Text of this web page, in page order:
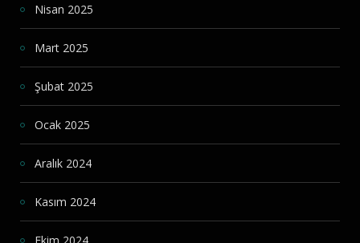
Nisan 2025
Mart 2025
Şubat 2025
Ocak 2025
Aralık 2024
Kasım 2024